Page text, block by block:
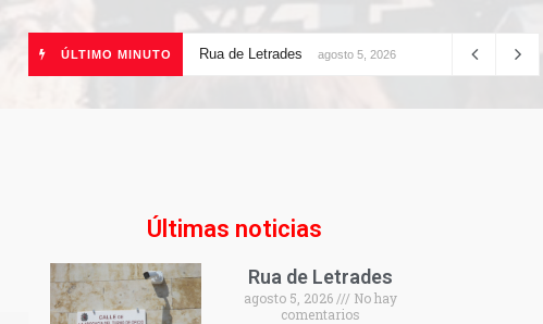
ÚLTIMO MINUTO Rua de Letrades agosto 5, 2026
Últimas noticias
Rua de Letrades
agosto 5, 2026
No hay
comentarios